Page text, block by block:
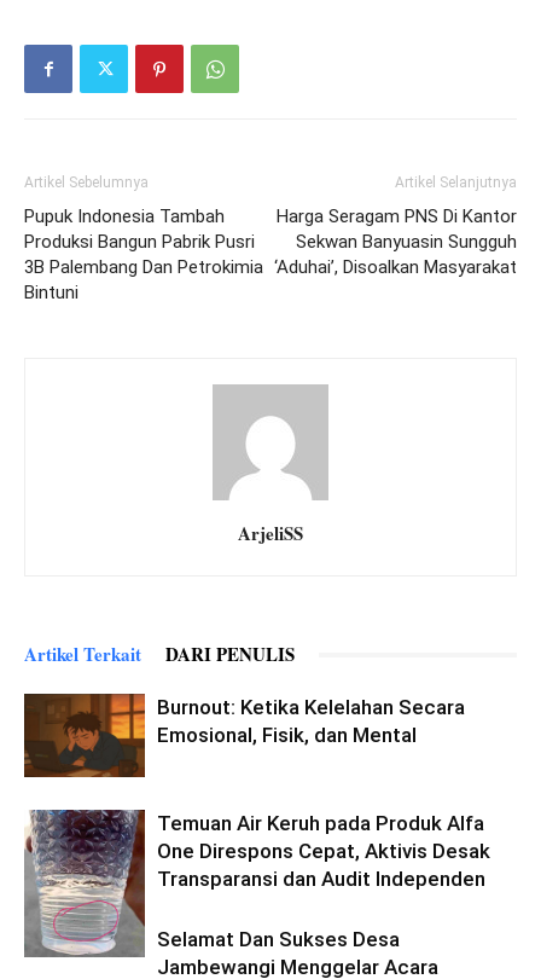
Artikel Sebelumnya
Pupuk Indonesia Tambah
Produksi Bangun Pabrik Pusri
3B Palembang Dan Petrokimia
Bintuni
Artikel Selanjutnya
Harga Seragam PNS Di Kantor
Sekwan Banyuasin Sungguh
‘Aduhai’, Disoalkan Masyarakat
ArjeliSS
Artikel Terkait DARI PENULIS
Burnout: Ketika Kelelahan Secara
Emosional, Fisik, dan Mental
Temuan Air Keruh pada Produk Alfa
One Direspons Cepat, Aktivis Desak
Transparansi dan Audit Independen
Selamat Dan Sukses Desa
Jambewangi Menggelar Acara